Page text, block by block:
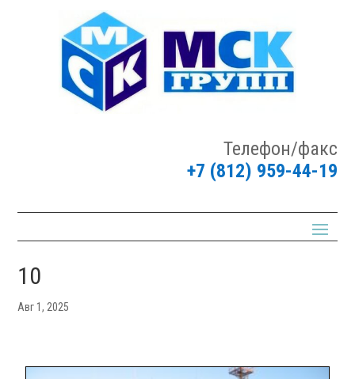
Телефон/факс
+7 (812) 959-44-19
10
Авг 1, 2025